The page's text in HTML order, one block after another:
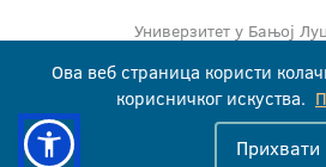
Универзитет у Бањој
Ова веб страница користи
корисничког искуства.
Прихвати